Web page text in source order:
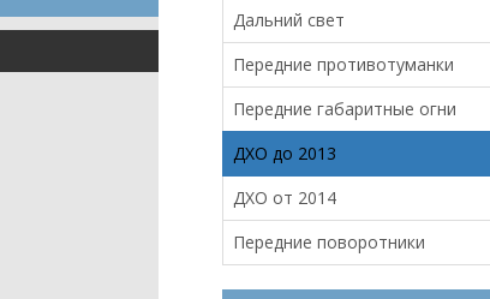
Дальний свет
Передние противотуманки
Передние габаритные огни
ДХО до 2013
ДХО от 2014
Передние поворотники